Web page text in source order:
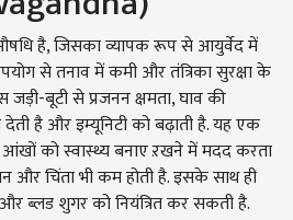
है, जिसका व्यापक रूप से आयुर्वेद में
से तनाव में कमी और तंत्रिका सुरक्षा के
बूटी से प्रजनन क्षमता, घाव की
है और इम्यूनिटी को बढ़ाती है. यह एक
आंखों को स्वास्थ्य बनाए ऱखने में मदद करता
और चिंता भी कम होती है. इसके साथ ही
ब्लड शुगर को नियंत्रित कर सकती है.